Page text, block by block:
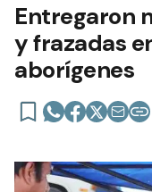
Entregaron
y frazadas
aborígenes